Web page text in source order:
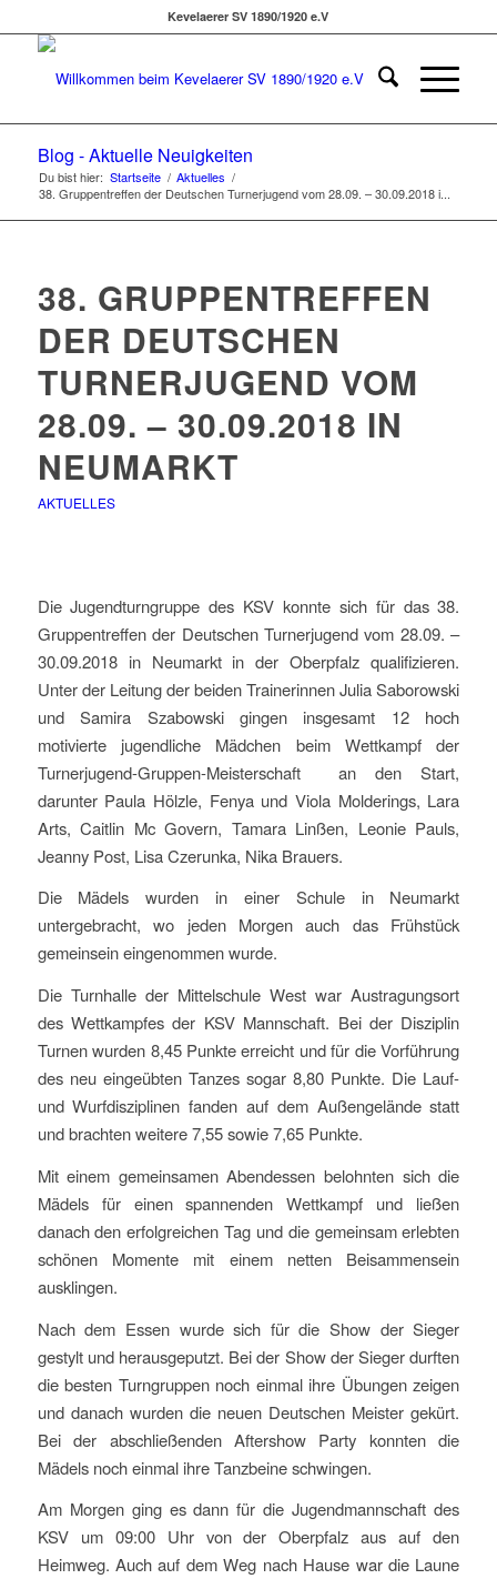
Kevelaerer SV 1890/1920 e.V
Blog - Aktuelle Neuigkeiten
Du bist hier: Startseite / Aktuelles /
38. Gruppentreffen der Deutschen Turnerjugend vom 28.09. – 30.09.2018 i...
38. GRUPPENTREFFEN
DER DEUTSCHEN
TURNERJUGEND VOM
28.09. – 30.09.2018 IN
NEUMARKT
AKTUELLES
Die Jugendturngruppe des KSV konnte sich für das 38.
Gruppentreffen der Deutschen Turnerjugend vom 28.09. –
30.09.2018 in Neumarkt in der Oberpfalz qualifizieren.
Unter der Leitung der beiden Trainerinnen Julia Saborowski
und Samira Szabowski gingen insgesamt 12 hoch
motivierte jugendliche Mädchen beim Wettkampf der
Turnerjugend-Gruppen-Meisterschaft an den Start,
darunter Paula Hölzle, Fenya und Viola Molderings, Lara
Arts, Caitlin Mc Govern, Tamara Linßen, Leonie Pauls,
Jeanny Post, Lisa Czerunka, Nika Brauers.
Die Mädels wurden in einer Schule in Neumarkt
untergebracht, wo jeden Morgen auch das Frühstück
gemeinsein eingenommen wurde.
Die Turnhalle der Mittelschule West war Austragungsort
des Wettkampfes der KSV Mannschaft. Bei der Disziplin
Turnen wurden 8,45 Punkte erreicht und für die Vorführung
des neu eingeübten Tanzes sogar 8,80 Punkte. Die Lauf-
und Wurfdisziplinen fanden auf dem Außengelände statt
und brachten weitere 7,55 sowie 7,65 Punkte.
Mit einem gemeinsamen Abendessen belohnten sich die
Mädels für einen spannenden Wettkampf und ließen
danach den erfolgreichen Tag und die gemeinsam erlebten
schönen Momente mit einem netten Beisammensein
ausklingen.
Nach dem Essen wurde sich für die Show der Sieger
gestylt und herausgeputzt. Bei der Show der Sieger durften
die besten Turngruppen noch einmal ihre Übungen zeigen
und danach wurden die neuen Deutschen Meister gekürt.
Bei der abschließenden Aftershow Party konnten die
Mädels noch einmal ihre Tanzbeine schwingen.
Am Morgen ging es dann für die Jugendmannschaft des
KSV um 09:00 Uhr von der Oberpfalz aus auf den
Heimweg. Auch auf dem Weg nach Hause war die Laune